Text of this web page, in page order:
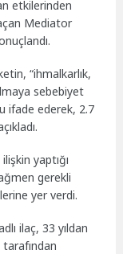
etkilerinden
Mediator
“ihmalkarlık,
sebebiyet
ifade ederek, 2.7
yaptığı
gerekli
yer verdi.
ilaç, 33 yıldan